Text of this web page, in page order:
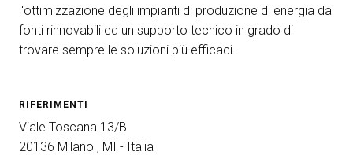
l'ottimizzazione degli impianti di produzione di energia da
fonti rinnovabili ed un supporto tecnico in grado di
trovare sempre le soluzioni più efficaci.
RIFERIMENTI
Viale Toscana 13/B
20136 Milano , MI - Italia